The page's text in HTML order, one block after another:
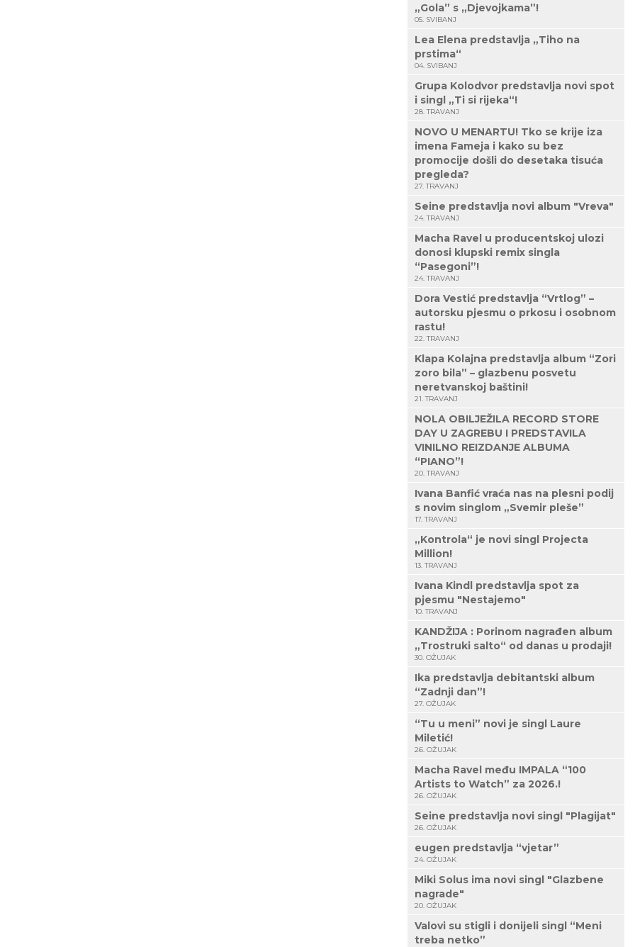
„Gola” s „Djevojkama”!
05. SVIBANJ
Lea Elena predstavlja „Tiho na
prstima“
04. SVIBANJ
Grupa Kolodvor predstavlja novi spot
i singl „Ti si rijeka“!
28. TRAVANJ
NOVO U MENARTU! Tko se krije iza
imena Fameja i kako su bez
promocije došli do desetaka tisuća
pregleda?
27. TRAVANJ
Seine predstavlja novi album "Vreva"
24. TRAVANJ
Macha Ravel u producentskoj ulozi
donosi klupski remix singla
“Pasegoni”!
24. TRAVANJ
Dora Vestić predstavlja “Vrtlog” –
autorsku pjesmu o prkosu i osobnom
rastu!
22. TRAVANJ
Klapa Kolajna predstavlja album “Zori
zoro bila” – glazbenu posvetu
neretvanskoj baštini!
21. TRAVANJ
NOLA OBILJEŽILA RECORD STORE
DAY U ZAGREBU I PREDSTAVILA
VINILNO REIZDANJE ALBUMA
“PIANO”!
20. TRAVANJ
Ivana Banfić vraća nas na plesni podij
s novim singlom „Svemir pleše”
17. TRAVANJ
„Kontrola“ je novi singl Projecta
Million!
13. TRAVANJ
Ivana Kindl predstavlja spot za
pjesmu "Nestajemo"
10. TRAVANJ
KANDŽIJA : Porinom nagrađen album
„Trostruki salto“ od danas u prodaji!
30. OŽUJAK
Ika predstavlja debitantski album
“Zadnji dan”!
27. OŽUJAK
“Tu u meni” novi je singl Laure
Miletić!
26. OŽUJAK
Macha Ravel među IMPALA “100
Artists to Watch” za 2026.!
26. OŽUJAK
Seine predstavlja novi singl "Plagijat"
26. OŽUJAK
eugen predstavlja “vjetar”
24. OŽUJAK
Miki Solus ima novi singl "Glazbene
nagrade"
20. OŽUJAK
Valovi su stigli i donijeli singl “Meni
treba netko”